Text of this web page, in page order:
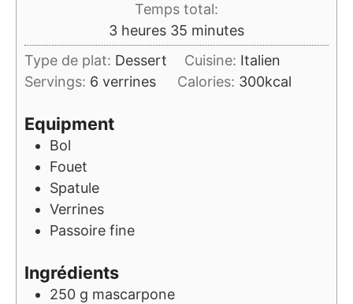
Temps total:
3heures
heures 35 minutes
minutes
Type de plat: Dessert Cuisine: Italien
Servings: 6 verrines Calories: 300kcal
Equipment
Bol
Fouet
Spatule
Verrines
Passoire fine
Ingrédients
250 g mascarpone